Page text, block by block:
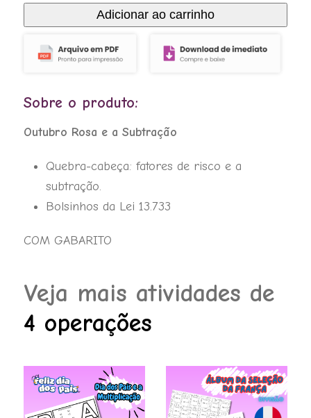
Outubro
Rosa
Subtração
quantidade
Adicionar ao carrinho
Sobre o produto:
Outubro Rosa e a Subtração
Quebra-cabeça: fatores de risco e a
subtração.
Bolsinhos da Lei 13.733
COM GABARITO
Veja mais atividades de
4 operações